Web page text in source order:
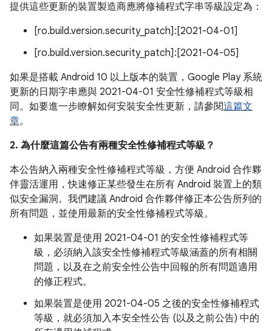
提供這些更新的裝置製造商應將修補程式字串等級設定為：
[ro.build.version.security_patch]:[2021-04-01]
[ro.build.version.security_patch]:[2021-04-05]
如果是搭載 Android 10 以上版本的裝置，Google Play 系統
更新的日期字串應與 2021-04-01 安全性修補程式等級相
同。如要進一步瞭解如何安裝安全性更新，請參閱這篇文
章。
2. 為什麼這篇公告有兩種安全性修補程式等級？
本公告納入兩種安全性修補程式等級，方便 Android 合作夥
伴靈活運用，快速修正某些發生在所有 Android 裝置上的類
似安全漏洞。我們建議 Android 合作夥伴修正本公告所列的
所有問題，並使用最新的安全性修補程式等級。
如果裝置是使用 2021-04-01 的安全性修補程式等
級，必須納入該安全性修補程式等級涵蓋的所有相關
問題，以及在之前安全性公告中回報的所有問題適用
的修正程式。
如果裝置是使用 2021-04-05 之後的安全性修補程式
等級，就必須加入本安全性公告 (以及之前公告) 中的